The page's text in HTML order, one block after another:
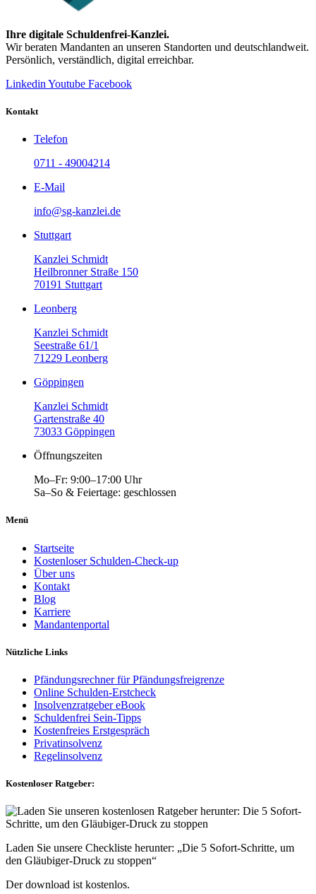
Ihre digitale Schuldenfrei-Kanzlei.
Wir beraten Mandanten an unseren Standorten und deutschlandweit.
Persönlich, verständlich, digital erreichbar.
Linkedin Youtube Facebook
Kontakt
Telefon
0711 - 49004214
E-Mail
info@sg-kanzlei.de
Stuttgart
Kanzlei Schmidt
Heilbronner Straße 150
70191 Stuttgart
Leonberg
Kanzlei Schmidt
Seestraße 61/1
71229 Leonberg
Göppingen
Kanzlei Schmidt
Gartenstraße 40
73033 Göppingen
Öffnungszeiten
Mo–Fr: 9:00–17:00 Uhr
Sa–So & Feiertage: geschlossen
Menü
Startseite
Kostenloser Schulden-Check-up
Über uns
Kontakt
Blog
Karriere
Mandantenportal
Nützliche Links
Pfändungsrechner für Pfändungsfreigrenze
Online Schulden-Erstcheck
Insolvenzratgeber eBook
Schuldenfrei Sein-Tipps
Kostenfreies Erstgespräch
Privatinsolvenz
Regelinsolvenz
Kostenloser Ratgeber:
Laden Sie unsere Checkliste herunter: „Die 5 Sofort-Schritte, um
den Gläubiger-Druck zu stoppen“
Der download ist kostenlos.